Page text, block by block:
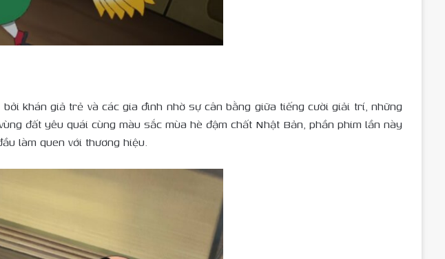
khán giả trẻ và các gia đình nhờ sự cân bằng giữa tiếng cười giải trí, những
đất yêu quái cùng màu sắc mùa hè đậm chất Nhật Bản, phần phim lần này
làm quen với thương hiệu.